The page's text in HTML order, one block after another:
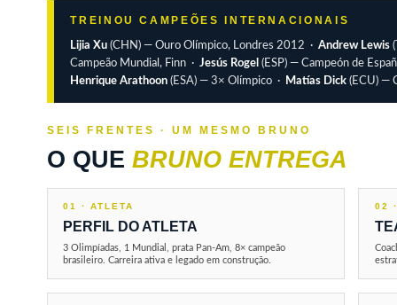
TREINOU CAMPEÕES INTERNACIONAIS
Lijia Xu (CHN) — Ouro Olímpico, Londres 2012 ·Andrew Lewis
Campeão Mundial, Finn ·Jesús Rogel (ESP) — Campeón de
Henrique Arathoon (ESA) — 3× Olímpico · Matías Dick (ECU) —
SEIS FRENTES · UM MESMO BRUNO
O QUE BRUNO ENTREGA
01 · ATLETA
PERFIL DO ATLETA
3 Olimpíadas, 1 Mundial, prata Pan-Am, 8× campeão
brasileiro. Carreira ativa e legado em construção.
02